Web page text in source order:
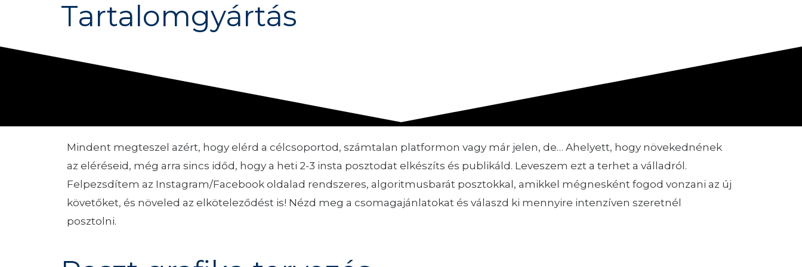
Tartalomgyártás
Mindent megteszel azért, hogy elérd a célcsoportod, számtalan platformon vagy már jelen, de… Ahelyett, hogy növekednének
az eléréseid, még arra sincs időd, hogy a heti 2-3 insta posztodat elkészíts és publikáld. Leveszem ezt a terhet a válladról.
Felpezsdítem az Instagram/Facebook oldalad rendszeres, algoritmusbarát posztokkal, amikkel mégnesként fogod vonzani az új
követőket, és növeled az elköteleződést is! Nézd meg a csomagajánlatokat és válaszd ki mennyire intenzíven szeretnél
posztolni.